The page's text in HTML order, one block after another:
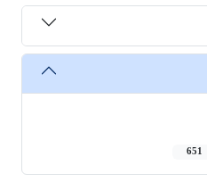
651